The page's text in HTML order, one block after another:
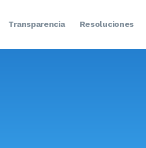
Transparencia Resoluciones